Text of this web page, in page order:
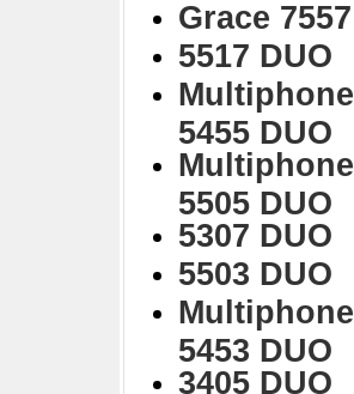
Grace 7557
5517 DUO
Multiphone
5455 DUO
Multiphone
5505 DUO
5307 DUO
5503 DUO
Multiphone
5453 DUO
3405 DUO